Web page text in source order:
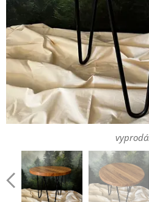
dostupný - pouze